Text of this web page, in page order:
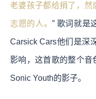
老婆孩子都给捐了，然
志愿的人。” 歌词就是
Carsick Cars他们是深
影响，这首歌的整个音
Sonic Youth的影子。